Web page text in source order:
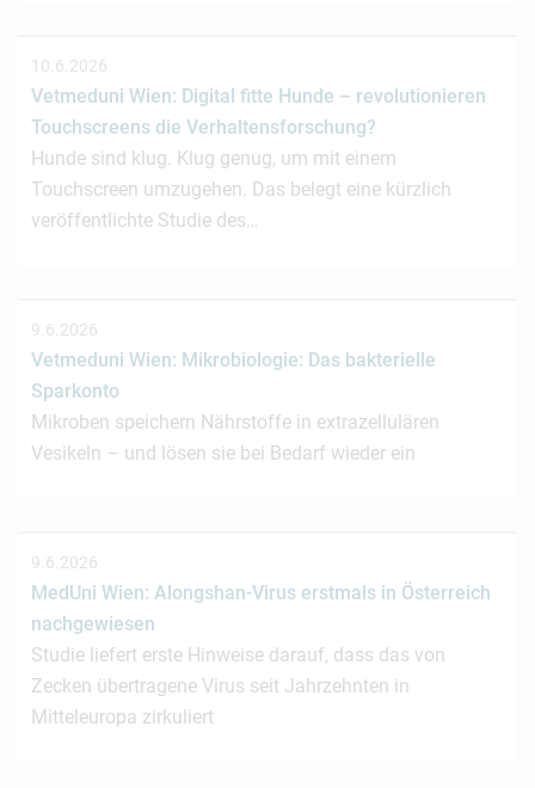
10.6.2026
Vetmeduni Wien: Digital fitte Hunde – revolutionieren
Touchscreens die Verhaltensforschung?
Hunde sind klug. Klug genug, um mit einem
Touchscreen umzugehen. Das belegt eine kürzlich
veröffentlichte Studie des…
9.6.2026
Vetmeduni Wien: Mikrobiologie: Das bakterielle
Sparkonto
Mikroben speichern Nährstoffe in extrazellulären
Vesikeln – und lösen sie bei Bedarf wieder ein
9.6.2026
MedUni Wien: Alongshan-Virus erstmals in Österreich
nachgewiesen
Studie liefert erste Hinweise darauf, dass das von
Zecken übertragene Virus seit Jahrzehnten in
Mitteleuropa zirkuliert